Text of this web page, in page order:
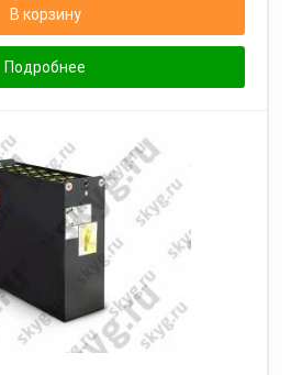
В корзину
Подробнее